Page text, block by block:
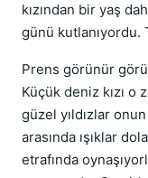
kızından bir yaş
günü kutlanıyordu.
Prens görünür
Küçük deniz kızı o
güzel yıldızlar
arasında ışıklar
etrafında